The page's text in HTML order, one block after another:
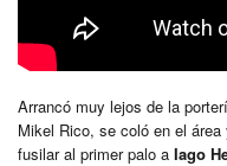
Arrancó muy lejos de la
Mikel Rico, se coló en el
fusilar al primer palo a Iago